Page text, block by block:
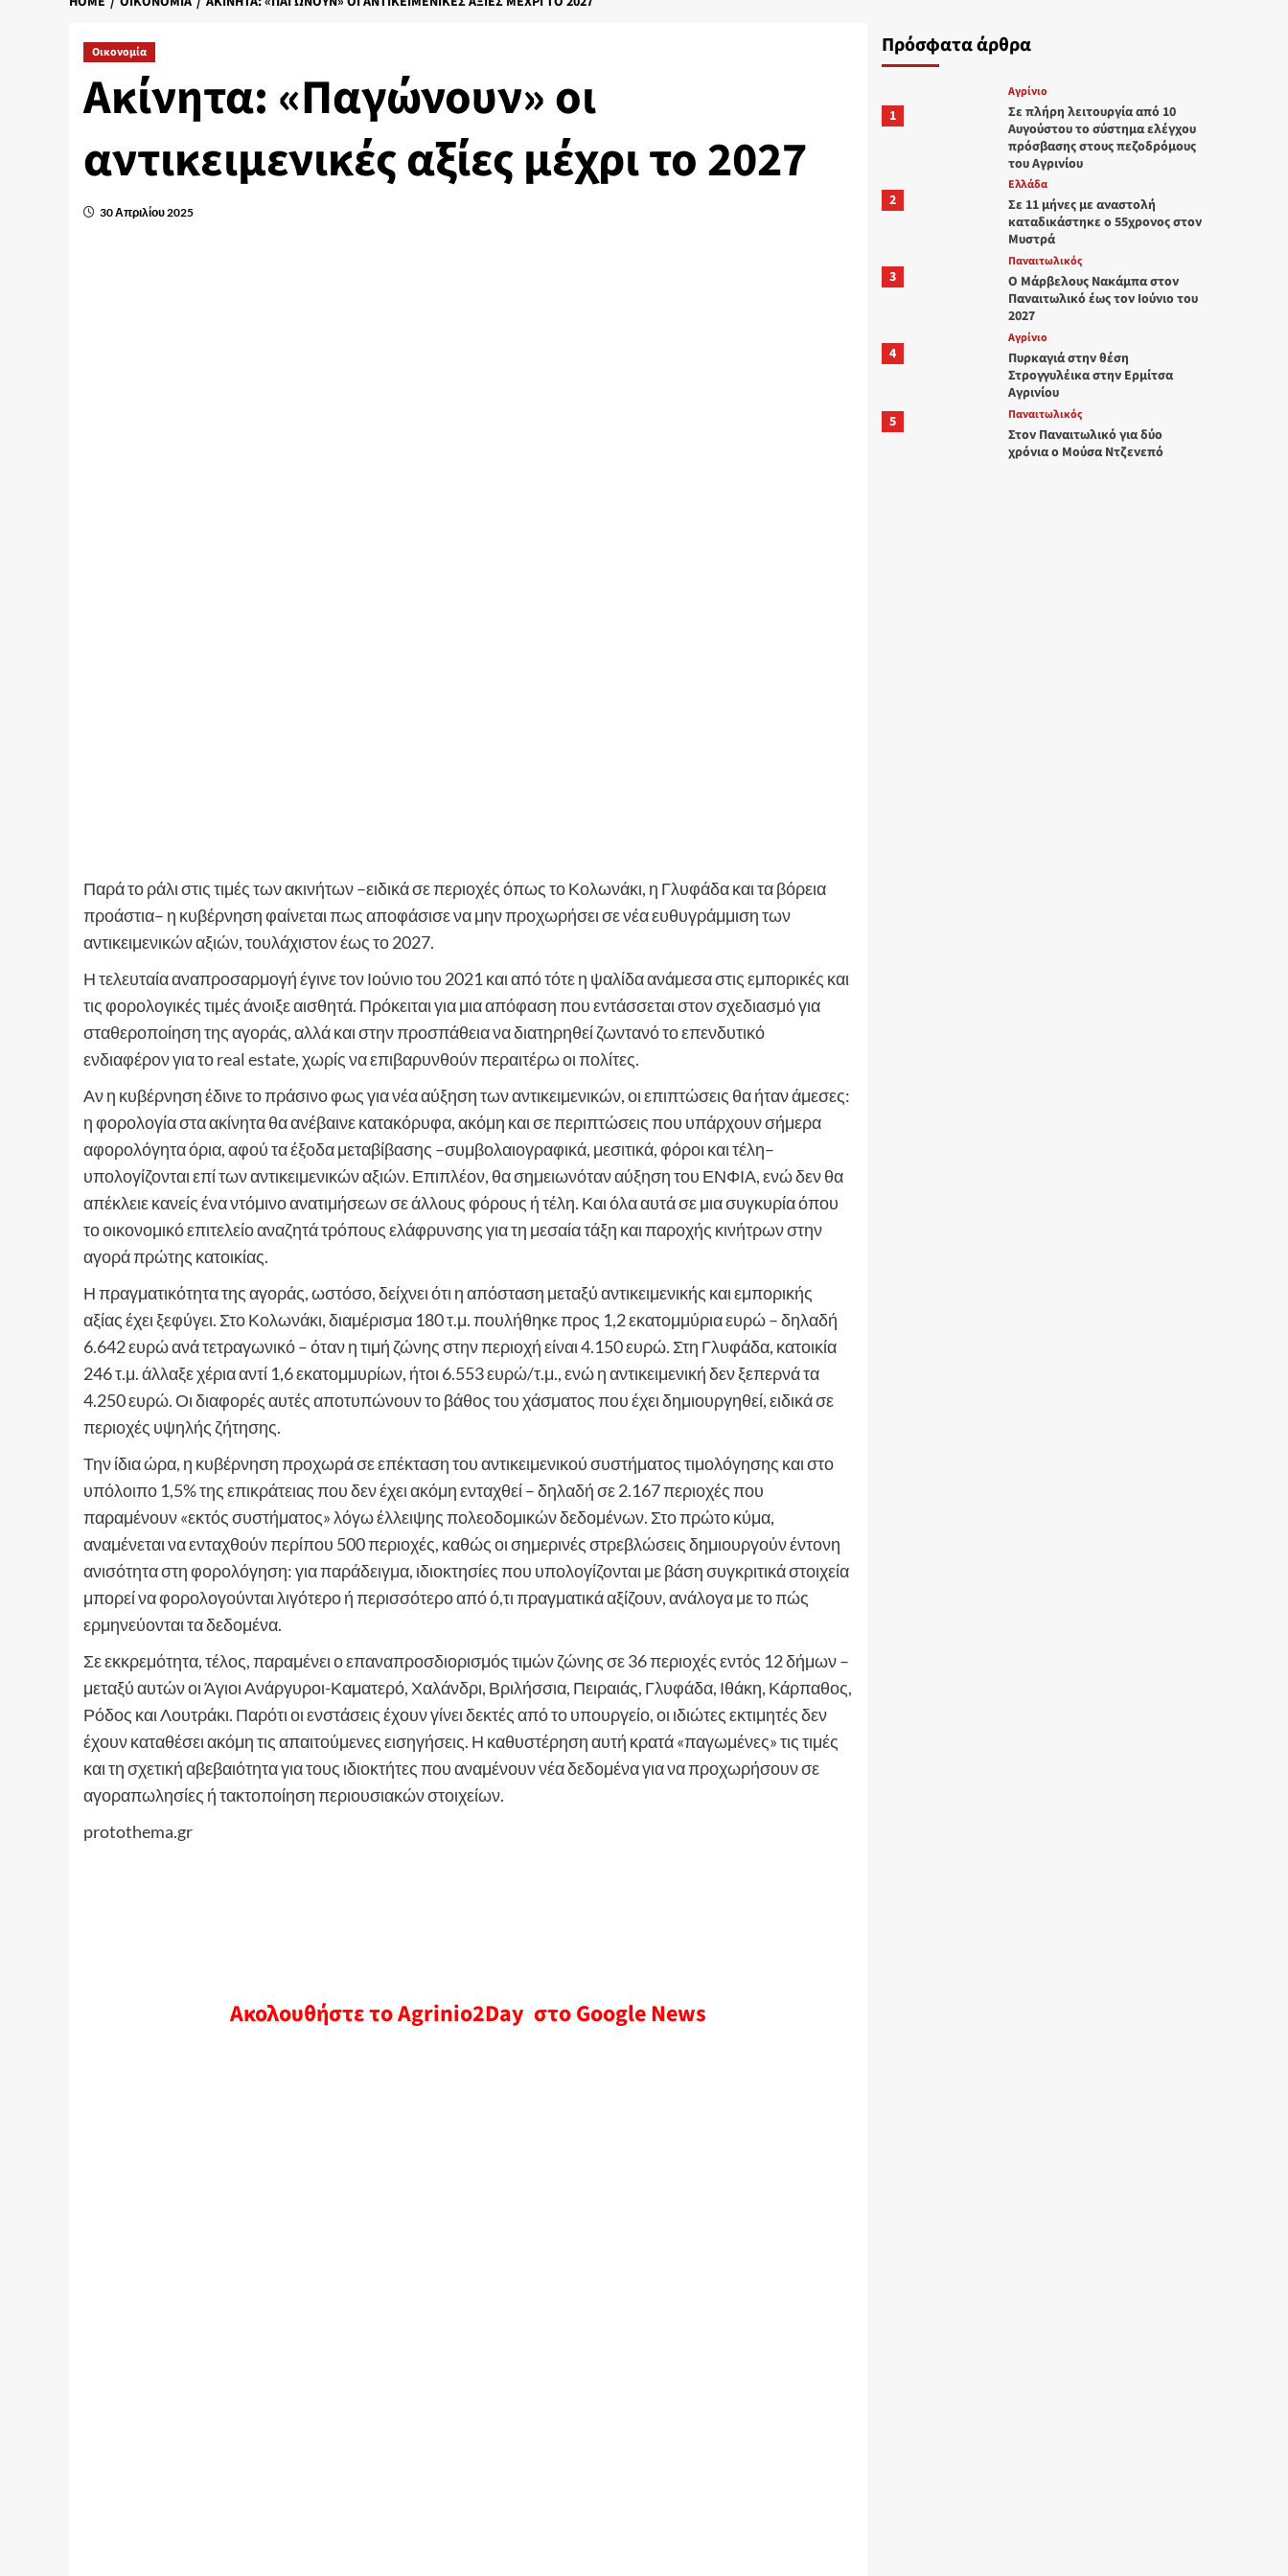
Οικονομία
Ακίνητα: «Παγώνουν» οι
αντικειμενικές αξίες μέχρι το 2027
30 Απριλίου 2025
Παρά το ράλι στις τιμές των ακινήτων –ειδικά σε περιοχές όπως το Κολωνάκι, η Γλυφάδα και τα βόρεια
προάστια– η κυβέρνηση φαίνεται πως αποφάσισε να μην προχωρήσει σε νέα ευθυγράμμιση των
αντικειμενικών αξιών, τουλάχιστον έως το 2027.
Η τελευταία αναπροσαρμογή έγινε τον Ιούνιο του 2021 και από τότε η ψαλίδα ανάμεσα στις εμπορικές και
τις φορολογικές τιμές άνοιξε αισθητά. Πρόκειται για μια απόφαση που εντάσσεται στον σχεδιασμό για
σταθεροποίηση της αγοράς, αλλά και στην προσπάθεια να διατηρηθεί ζωντανό το επενδυτικό
ενδιαφέρον για το real estate, χωρίς να επιβαρυνθούν περαιτέρω οι πολίτες.
Αν η κυβέρνηση έδινε το πράσινο φως για νέα αύξηση των αντικειμενικών, οι επιπτώσεις θα ήταν άμεσες:
η φορολογία στα ακίνητα θα ανέβαινε κατακόρυφα, ακόμη και σε περιπτώσεις που υπάρχουν σήμερα
αφορολόγητα όρια, αφού τα έξοδα μεταβίβασης –συμβολαιογραφικά, μεσιτικά, φόροι και τέλη–
υπολογίζονται επί των αντικειμενικών αξιών. Επιπλέον, θα σημειωνόταν αύξηση του ΕΝΦΙΑ, ενώ δεν θα
απέκλειε κανείς ένα ντόμινο ανατιμήσεων σε άλλους φόρους ή τέλη. Και όλα αυτά σε μια συγκυρία όπου
το οικονομικό επιτελείο αναζητά τρόπους ελάφρυνσης για τη μεσαία τάξη και παροχής κινήτρων στην
αγορά πρώτης κατοικίας.
Η πραγματικότητα της αγοράς, ωστόσο, δείχνει ότι η απόσταση μεταξύ αντικειμενικής και εμπορικής
αξίας έχει ξεφύγει. Στο Κολωνάκι, διαμέρισμα 180 τ.μ. πουλήθηκε προς 1,2 εκατομμύρια ευρώ – δηλαδή
6.642 ευρώ ανά τετραγωνικό – όταν η τιμή ζώνης στην περιοχή είναι 4.150 ευρώ. Στη Γλυφάδα, κατοικία
246 τ.μ. άλλαξε χέρια αντί 1,6 εκατομμυρίων, ήτοι 6.553 ευρώ/τ.μ., ενώ η αντικειμενική δεν ξεπερνά τα
4.250 ευρώ. Οι διαφορές αυτές αποτυπώνουν το βάθος του χάσματος που έχει δημιουργηθεί, ειδικά σε
περιοχές υψηλής ζήτησης.
Την ίδια ώρα, η κυβέρνηση προχωρά σε επέκταση του αντικειμενικού συστήματος τιμολόγησης και στο
υπόλοιπο 1,5% της επικράτειας που δεν έχει ακόμη ενταχθεί – δηλαδή σε 2.167 περιοχές που
παραμένουν «εκτός συστήματος» λόγω έλλειψης πολεοδομικών δεδομένων. Στο πρώτο κύμα,
αναμένεται να ενταχθούν περίπου 500 περιοχές, καθώς οι σημερινές στρεβλώσεις δημιουργούν έντονη
ανισότητα στη φορολόγηση: για παράδειγμα, ιδιοκτησίες που υπολογίζονται με βάση συγκριτικά στοιχεία
μπορεί να φορολογούνται λιγότερο ή περισσότερο από ό,τι πραγματικά αξίζουν, ανάλογα με το πώς
ερμηνεύονται τα δεδομένα.
Σε εκκρεμότητα, τέλος, παραμένει ο επαναπροσδιορισμός τιμών ζώνης σε 36 περιοχές εντός 12 δήμων –
μεταξύ αυτών οι Άγιοι Ανάργυροι-Καματερό, Χαλάνδρι, Βριλήσσια, Πειραιάς, Γλυφάδα, Ιθάκη, Κάρπαθος,
Ρόδος και Λουτράκι. Παρότι οι ενστάσεις έχουν γίνει δεκτές από το υπουργείο, οι ιδιώτες εκτιμητές δεν
έχουν καταθέσει ακόμη τις απαιτούμενες εισηγήσεις. Η καθυστέρηση αυτή κρατά «παγωμένες» τις τιμές
και τη σχετική αβεβαιότητα για τους ιδιοκτήτες που αναμένουν νέα δεδομένα για να προχωρήσουν σε
αγοραπωλησίες ή τακτοποίηση περιουσιακών στοιχείων.
protothema.gr
Ακολουθήστε το Agrinio2Day στο Google News
Πρόσφατα άρθρα
1
Aγρίνιο
Σε πλήρη λειτουργία από 10
Αυγούστου το σύστημα ελέγχου
πρόσβασης στους πεζοδρόμους
του Αγρινίου
2
Ελλάδα
Σε 11 μήνες με αναστολή
καταδικάστηκε ο 55χρονος στον
Μυστρά
3
Παναιτωλικός
Ο Μάρβελους Nακάμπα στον
Παναιτωλικό έως τον Ιούνιο του
2027
4
Aγρίνιο
Πυρκαγιά στην θέση
Στρογγυλέικα στην Ερμίτσα
Αγρινίου
5
Παναιτωλικός
Στον Παναιτωλικό για δύο
χρόνια ο Μούσα Ντζενεπό